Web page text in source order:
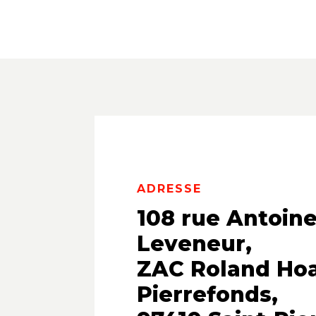
ADRESSE
108 rue
Leveneur,
ZAC Roland
Pierrefonds,